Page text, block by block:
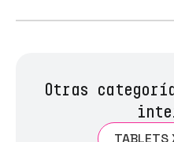
Otras
TABLETS